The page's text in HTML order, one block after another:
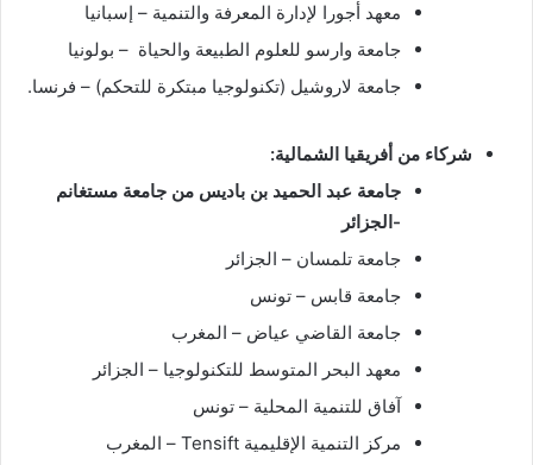
معهد أجورا لإدارة المعرفة والتنمية – إسبانيا
جامعة وارسو للعلوم الطبيعة والحياة – بولونيا
جامعة لاروشيل (تكنولوجيا مبتكرة للتحكم) – فرنسا.
شركاء من أفريقيا الشمالية:
جامعة عبد الحميد بن باديس من جامعة مستغانم
-الجزائر
جامعة تلمسان – الجزائر
جامعة قابس – تونس
جامعة القاضي عياض – المغرب
معهد البحر المتوسط ​​للتكنولوجيا – الجزائر
آفاق للتنمية المحلية – تونس
مركز التنمية الإقليمية Tensift – المغرب